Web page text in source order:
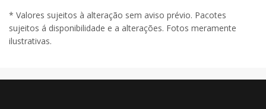
* Valores sujeitos à alteração sem aviso prévio. Pacotes
sujeitos á disponibilidade e a alterações. Fotos meramente
ilustrativas.